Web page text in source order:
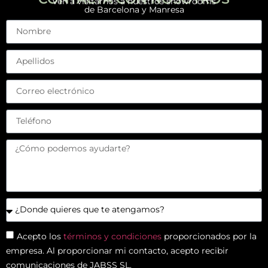
de Barcelona y Manresa
Acepto los términos y condiciones proporcionados por la
empresa. Al proporcionar mi contacto, acepto recibir
comunicaciones de JABSS SL.